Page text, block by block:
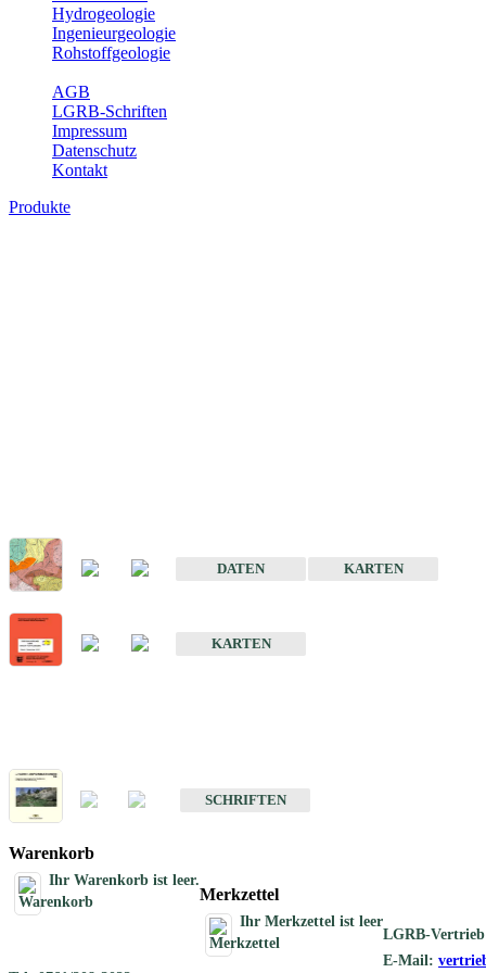
Hydrogeologie
Ingenieurgeologie
Rohstoffgeologie
AGB
LGRB-Schriften
Impressum
Datenschutz
Kontakt
Produkte
DATEN
KARTEN
KARTEN
SCHRIFTEN
Warenkorb
Ihr Warenkorb ist leer.
Merkzettel
Ihr Merkzettel ist leer
LGRB-Vertrieb
E-Mail: